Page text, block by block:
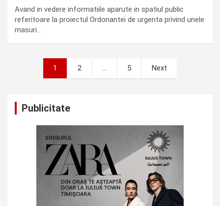
Avand in vedere informatiile aparute in spatiul public
referitoare la proiectul Ordonantei de urgenta privind unele
masuri…
pagination
1 2 … 5 Next
Publicitate